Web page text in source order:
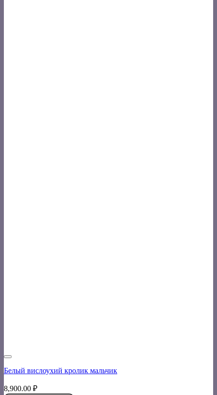
Белый вислоухий кролик мальчик
8,900.00 ₽